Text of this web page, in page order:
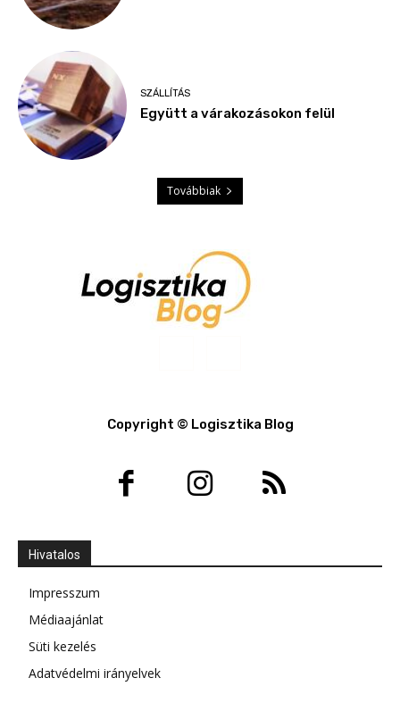
SZÁLLÍTÁS
Együtt a várakozásokon felül
Továbbiak
Copyright © Logisztika Blog
Hivatalos
Impresszum
Médiaajánlat
Süti kezelés
Adatvédelmi irányelvek